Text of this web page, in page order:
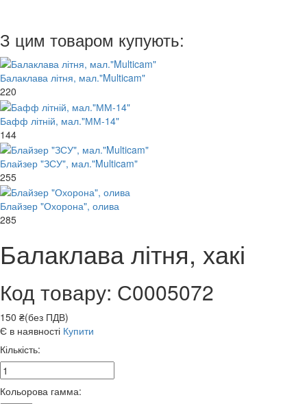
З цим товаром купують:
Балаклава літня, мал."Multicam"
220
Бафф літній, мал."ММ-14"
144
Блайзер "ЗСУ", мал."Multicam"
255
Блайзер "Охорона", олива
285
Балаклава літня, хакі
Код товару: С0005072
150 ₴(без ПДВ)
Є в наявності Купити
Кількість:
Кольорова гамма: